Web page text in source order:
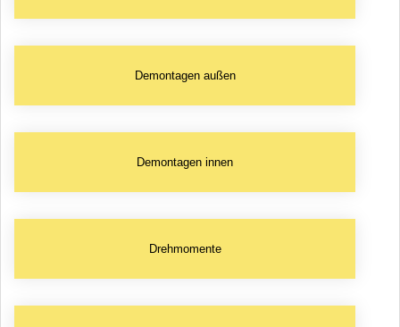
Demontagen außen
Demontagen innen
Drehmomente